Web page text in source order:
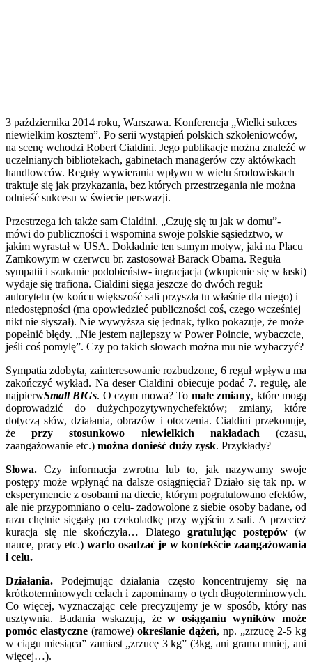
3 października 2014 roku, Warszawa. Konferencja „Wielki sukces
niewielkim kosztem”. Po serii wystąpień polskich szkoleniowców,
na scenę wchodzi Robert Cialdini. Jego publikacje można znaleźć w
uczelnianych bibliotekach, gabinetach managerów czy aktówkach
handlowców. Reguły wywierania wpływu w wielu środowiskach
traktuje się jak przykazania, bez których przestrzegania nie można
odnieść sukcesu w świecie perswazji.
Przestrzega ich także sam Cialdini. „Czuję się tu jak w domu”-
mówi do publiczności i wspomina swoje polskie sąsiedztwo, w
jakim wyrastał w USA. Dokładnie ten samym motyw, jaki na Placu
Zamkowym w czerwcu br. zastosował Barack Obama. Reguła
sympatii i szukanie podobieństw- ingracjacja (wkupienie się w łaski)
wydaje się trafiona. Cialdini sięga jeszcze do dwóch reguł:
autorytetu (w końcu większość sali przyszła tu właśnie dla niego) i
niedostępności (ma opowiedzieć publiczności coś, czego wcześniej
nikt nie słyszał). Nie wywyższa się jednak, tylko pokazuje, że może
popełnić błędy. „Nie jestem najlepszy w Power Poincie, wybaczcie,
jeśli coś pomylę”. Czy po takich słowach można mu nie wybaczyć?
Sympatia zdobyta, zainteresowanie rozbudzone, 6 reguł wpływu ma
zakończyć wykład. Na deser Cialdini obiecuje podać 7. regułę, ale
najpierwSmall BIGs. O czym mowa? To małe zmiany, które mogą
doprowadzić do dużychpozytywnychefektów; zmiany, które
dotyczą słów, działania, obrazów i otoczenia. Cialdini przekonuje,
żeprzy stosunkowo niewielkich nakładach(czasu,
zaangażowanie etc.) można donieść duży zysk. Przykłady?
Słowa. Czy informacja zwrotna lub to, jak nazywamy swoje
postępy może wpłynąć na dalsze osiągnięcia? Działo się tak np. w
eksperymencie z osobami na diecie, którym pogratulowano efektów,
ale nie przypomniano o celu- zadowolone z siebie osoby badane, od
razu chętnie sięgały po czekoladkę przy wyjściu z sali. A przecież
kuracja się nie skończyła… Dlatego gratulując postępów (w
nauce, pracy etc.) warto osadzać je w kontekście zaangażowania
i celu.
Działania. Podejmując działania często koncentrujemy się na
krótkoterminowych celach i zapominamy o tych długoterminowych.
Co więcej, wyznaczając cele precyzujemy je w sposób, który nas
usztywnia. Badania wskazują, żew osiąganiu wyników może
pomóc elastyczne (ramowe) określanie dążeń, np. „zrzucę 2-5 kg
w ciągu miesiąca” zamiast „zrzucę 3 kg” (3kg, ani grama mniej, ani
więcej…).